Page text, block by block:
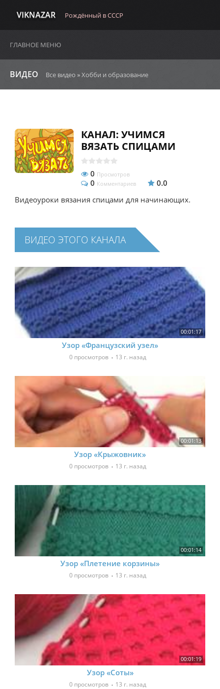
VIKNAZAR Рождённый в СССР
ГЛАВНОЕ МЕНЮ
ВИДЕО Все видео »Хобби и образование
КАНАЛ: УЧИМСЯ
ВЯЗАТЬ СПИЦАМИ
0 Просмотров
0 Комментариев
0.0
Видеоуроки вязания спицами для начинающих.
ВИДЕО ЭТОГО КАНАЛА
00:01:17
Узор «Французский узел»
0 просмотров 13 г. назад
00:01:13
Узор «Крыжовник»
0 просмотров 13 г. назад
00:01:14
Узор «Плетение корзины»
0 просмотров 13 г. назад
00:01:19
Узор «Соты»
0 просмотров 13 г. назад